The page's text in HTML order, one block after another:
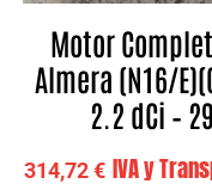
Motor
Almera (N16/
2.2 dCi –
314,72€ IVA y